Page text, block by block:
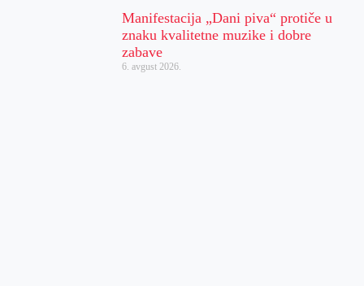
Manifestacija „Dani piva“ protiče u
znaku kvalitetne muzike i dobre
zabave
6. avgust 2026.